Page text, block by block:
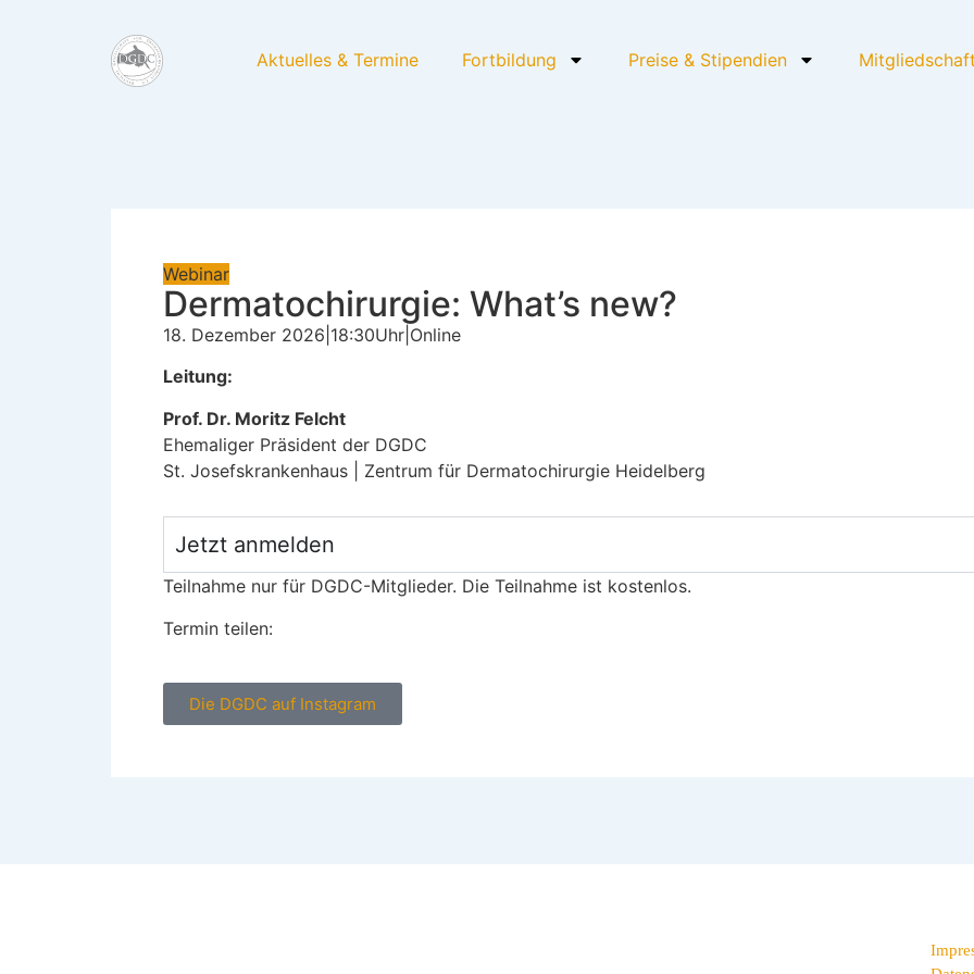
Aktuelles & Termine Fortbildung Preise & Stipendien Mitgliedschaft
Webinar
Dermatochirurgie: What’s new?
18. Dezember 2026 18:30Uhr Online
Leitung:
Prof. Dr. Moritz Felcht
Ehemaliger Präsident der DGDC
St. Josefskrankenhaus | Zentrum für Dermatochirurgie Heidelberg
Jetzt anmelden
Teilnahme nur für DGDC-Mitglieder. Die Teilnahme ist kostenlos.
Termin teilen:
Die DGDC auf Instagram